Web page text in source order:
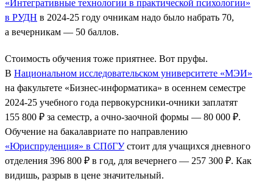
«Интегративные технологии в практической психологии»
в РУДН в 2024-25 году очникам надо было набрать 70,
а вечерникам — 50 баллов.
Стоимость обучения тоже приятнее. Вот пруфы.
В Национальном исследовательском университете «МЭИ»
на факультете «Бизнес-информатика» в осеннем семестре
2024-25 учебного года первокурсники-очники заплатят
155 800 ₽ за семестр, а очно-заочной формы — 80 000 ₽.
Обучение на бакалавриате по направлению
«Юриспруденция» в СПбГУстоит для учащихся дневного
отделения 396 800 ₽ в год, для вечернего — 257 300 ₽. Как
видишь, разрыв в цене значительный.